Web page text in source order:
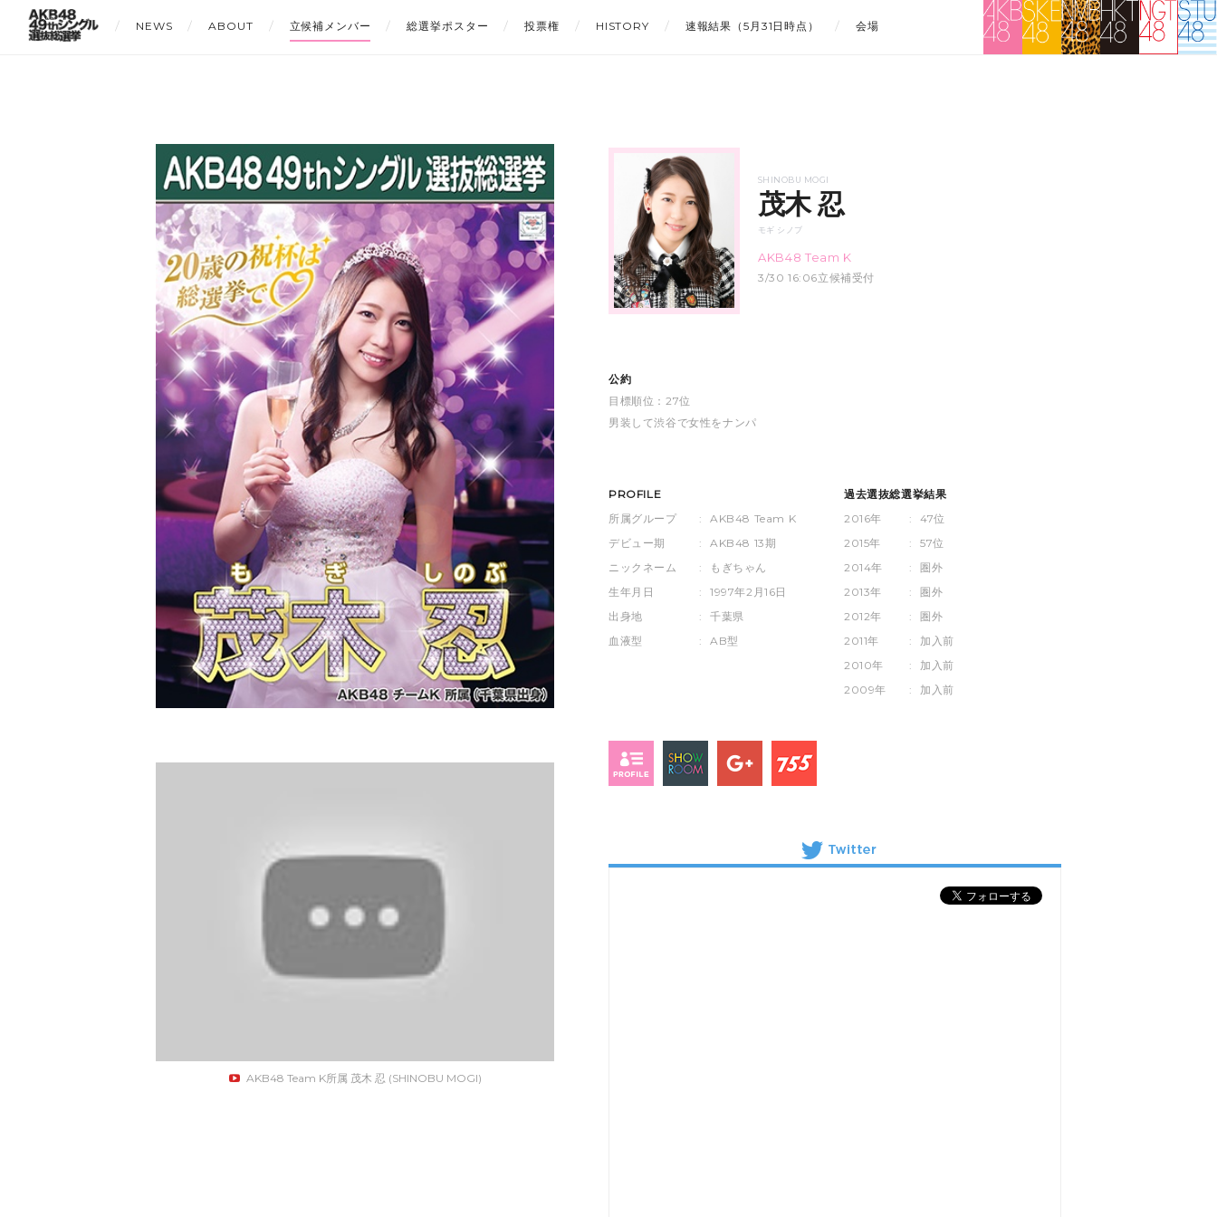
NEWS ABOUT 立候補メンバー 総選挙ポスター 投票権 HISTORY 速報結果（5月31日時点） 会場
AKB48 Team K所属 茂木 忍 (SHINOBU MOGI)
SHINOBU MOGI
茂木 忍
モギ シノブ
AKB48 Team K
3/30 16:06立候補受付
公約
目標順位：27位
男装して渋谷で女性をナンパ
PROFILE
所属グループ
:
AKB48 Team K
デビュー期
:
AKB48 13期
ニックネーム
:
もぎちゃん
生年月日
:
1997年2月16日
出身地
:
千葉県
血液型
: AB型
過去選抜総選挙結果
2016年
:
47位
2015年
:
57位
2014年
:
圏外
2013年
:
圏外
2012年
:
圏外
2011年
:
加入前
2010年
:
加入前
2009年
: 加入前